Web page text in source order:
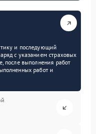
и последующий
с указанием страховых
после выполнения работ
работ и